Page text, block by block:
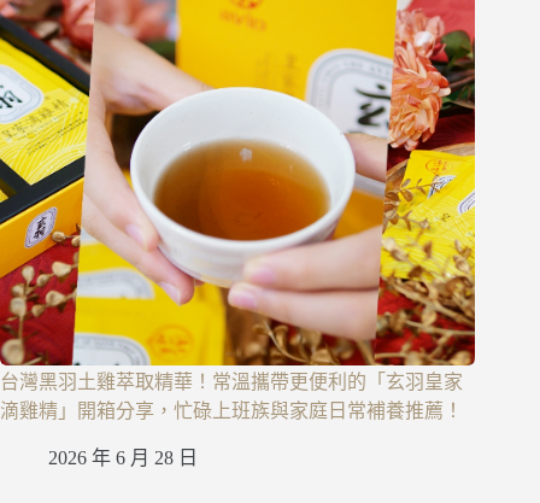
台灣黑羽土雞萃取精華！常溫攜帶更便利的「玄羽皇家
滴雞精」開箱分享，忙碌上班族與家庭日常補養推薦！
2026 年 6 月 28 日